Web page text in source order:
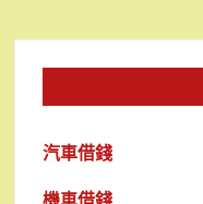
汽車借錢
機車借錢